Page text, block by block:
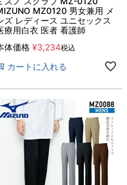
MZ0120 男女兼用 メ
ズ レディース ユニセックス
療用白衣 医者 看護師
体価格 ¥3,234税込
カートに入れる